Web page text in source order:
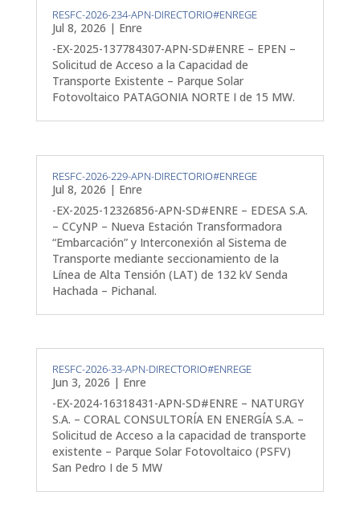
RESFC-2026-234-APN-DIRECTORIO#ENREGE
Jul 8, 2026 | Enre
-EX-2025-137784307-APN-SD#ENRE – EPEN –
Solicitud de Acceso a la Capacidad de
Transporte Existente – Parque Solar
Fotovoltaico PATAGONIA NORTE I de 15 MW.
RESFC-2026-229-APN-DIRECTORIO#ENREGE
Jul 8, 2026 | Enre
-EX-2025-12326856-APN-SD#ENRE – EDESA S.A.
– CCyNP – Nueva Estación Transformadora
“Embarcación” y Interconexión al Sistema de
Transporte mediante seccionamiento de la
Línea de Alta Tensión (LAT) de 132 kV Senda
Hachada – Pichanal.
RESFC-2026-33-APN-DIRECTORIO#ENREGE
Jun 3, 2026 | Enre
-EX-2024-16318431-APN-SD#ENRE – NATURGY
S.A. – CORAL CONSULTORÍA EN ENERGÍA S.A. –
Solicitud de Acceso a la capacidad de transporte
existente – Parque Solar Fotovoltaico (PSFV)
San Pedro I de 5 MW